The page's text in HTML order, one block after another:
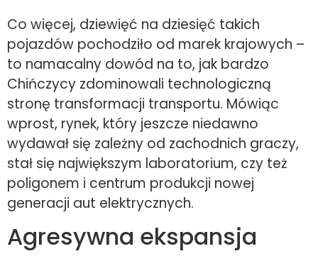
Co więcej, dziewięć na dziesięć takich
pojazdów pochodziło od marek krajowych –
to namacalny dowód na to, jak bardzo
Chińczycy zdominowali technologiczną
stronę transformacji transportu. Mówiąc
wprost, rynek, który jeszcze niedawno
wydawał się zależny od zachodnich graczy,
stał się największym laboratorium, czy też
poligonem i centrum produkcji nowej
generacji aut elektrycznych.
Agresywna ekspansja